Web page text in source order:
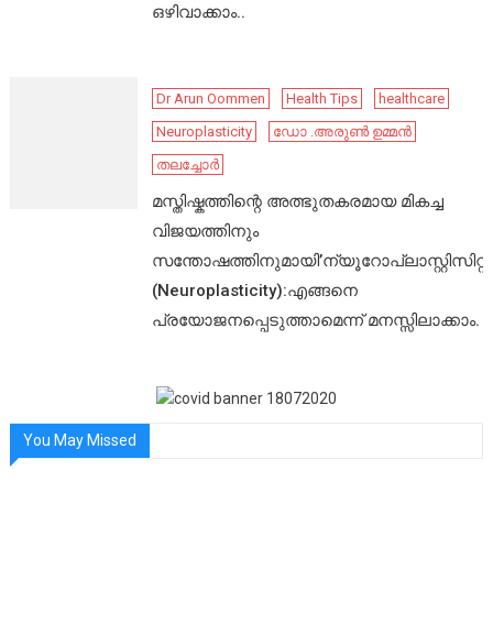
ഒഴിവാക്കാം..
Dr Arun Oommen Health Tips
healthcare
Neuroplasticity
ഡോ .അരുൺ ഉമ്മൻ
തലച്ചോർ
മസ്തിഷ്കത്തിന്റെ അത്ഭുതകരമായ മികച്ച
വിജയത്തിനും
സന്തോഷത്തിനുമായി’ന്യൂറോപ്ലാസ്റ്റിസിറ്റി’
(Neuroplasticity):എങ്ങനെ
പ്രയോജനപ്പെടുത്താമെന്ന് മനസ്സിലാക്കാം.
You May Missed